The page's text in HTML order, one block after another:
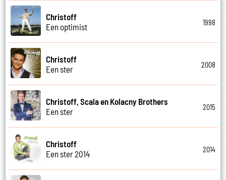
Christoff
Een optimist
1998
Christoff
Een ster
2008
Christoff, Scala en Kolacny Brothers
Een ster
2015
Christoff
Een ster 2014
2014